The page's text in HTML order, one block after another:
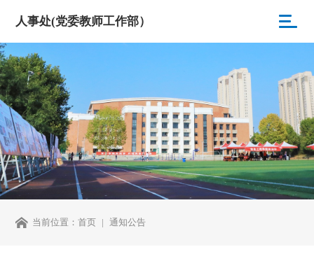
人事处(党委教师工作部）
当前位置：首页 通知公告